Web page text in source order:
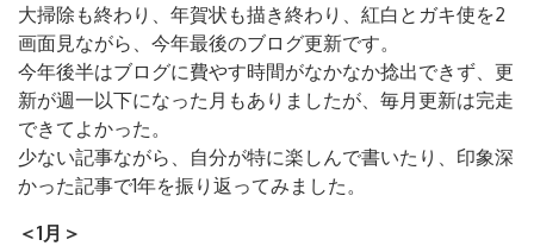
大掃除も終わり、年賀状も描き終わり、紅白とガキ使を2
画面見ながら、今年最後のブログ更新です。
今年後半はブログに費やす時間がなかなか捻出できず、更
新が週一以下になった月もありましたが、毎月更新は完走
できてよかった。
少ない記事ながら、自分が特に楽しんで書いたり、印象深
かった記事で1年を振り返ってみました。
＜1月＞